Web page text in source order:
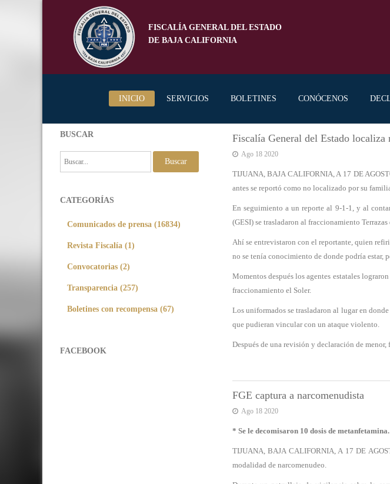
FISCALÍA GENERAL DEL ESTADO
DE BAJA CALIFORNIA
INICIO SERVICIOS BOLETINES CONÓCENOS
BUSCAR
Buscar
CATEGORÍAS
Comunicados de prensa (16834)
Revista Fiscalía (1)
Convocatorias (2)
Transparencia (257)
Boletines con recompensa (67)
FACEBOOK
Fiscalía General del Estado localiza
Ago 18 2020
TIJUANA, BAJA CALIFORNIA, A 17 DE
antes se reportó como no localizado por su
En seguimiento a un reporte al 9-1-1, y al
(GESI) se trasladaron al fraccionamiento Terrazas
Ahí se entrevistaron con el reportante, quien
no se tenía conocimiento de donde podría estar,
Momentos después los agentes estatales
fraccionamiento el Soler.
Los uniformados se trasladaron al lugar en
que pudieran vincular con un ataque violento.
Después de una revisión y declaración de
FGE captura a narcomenudista
Ago 18 2020
* Se le decomisaron 10 dosis de metanfetamina.
TIJUANA, BAJA CALIFORNIA, A 17 DE
modalidad de narcomenudeo.